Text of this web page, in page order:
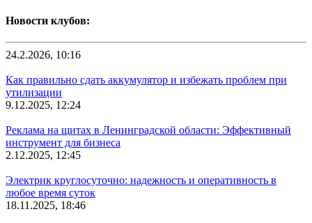
Новости клубов:
24.2.2026, 10:16
Как правильно сдать аккумулятор и избежать проблем при
утилизации
9.12.2025, 12:24
Реклама на щитах в Ленинградской области: Эффективный
инструмент для бизнеса
2.12.2025, 12:45
Электрик круглосуточно: надежность и оперативность в
любое время суток
18.11.2025, 18:46